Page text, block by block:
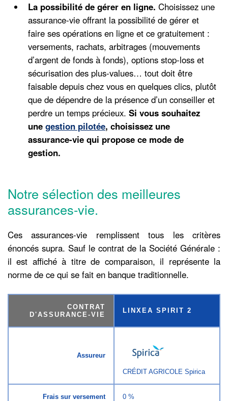
La possibilité de gérer en ligne. Choisissez une
assurance-vie offrant la possibilité de gérer et
faire ses opérations en ligne et ce gratuitement :
versements, rachats, arbitrages (mouvements
d’argent de fonds à fonds), options stop-loss et
sécurisation des plus-values… tout doit être
faisable depuis chez vous en quelques clics, plutôt
que de dépendre de la présence d’un conseiller et
perdre un temps précieux. Si vous souhaitez
une gestion pilotée, choisissez une
assurance-vie qui propose ce mode de
gestion.
Notre sélection des meilleures
assurances-vie.
Ces assurances-vie remplissent tous les critères
énoncés supra. Sauf le contrat de la Société Générale :
il est affiché à titre de comparaison, il représente la
norme de ce qui se fait en banque traditionnelle.
CONTRAT
D'ASSURANCE-VIE
LINXEA SPIRIT 2
Assureur
CRÉDIT AGRICOLE Spirica
Frais sur versement 0 %